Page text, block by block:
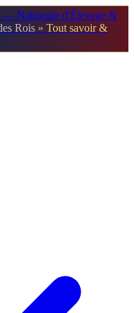
— Nationale d'Élevage &
Rois » Tout savoir &